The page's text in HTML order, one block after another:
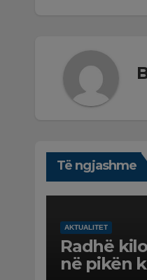
Të ngjashme
AKTUALITET
Radhë
në pikën